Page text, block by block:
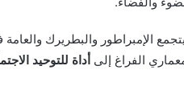
الإمبراطور والبطريرك
الفراغ إلى أداة للتوحيد